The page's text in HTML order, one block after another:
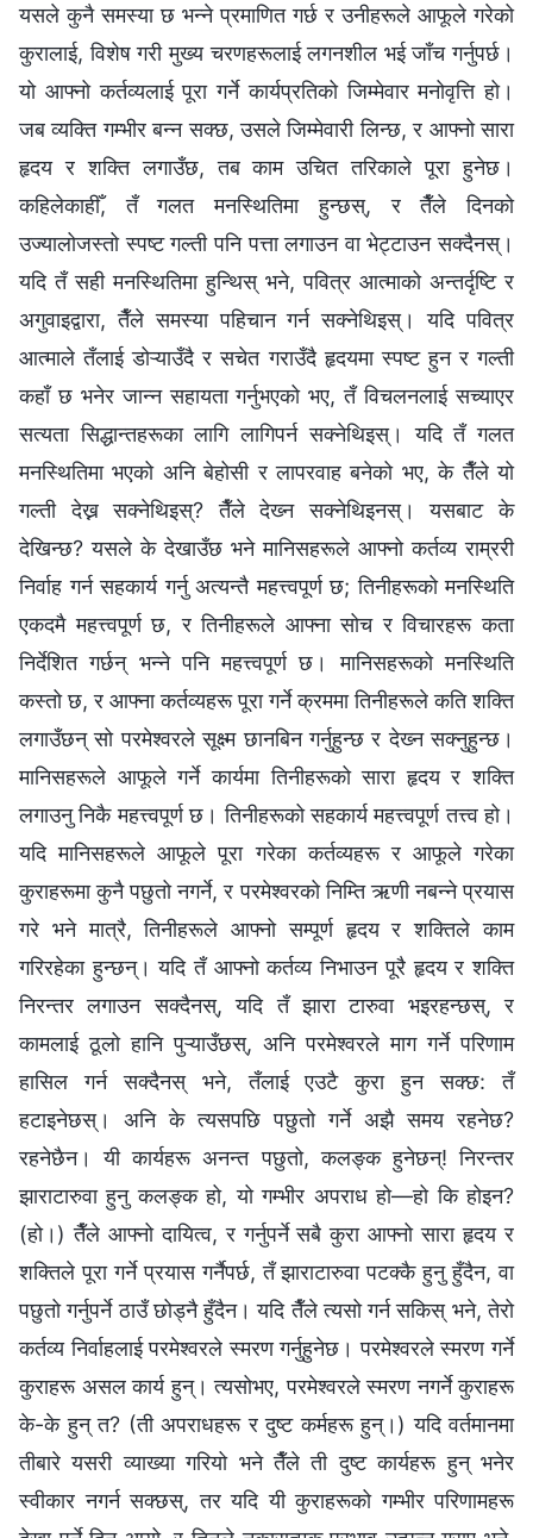
यसले कुनै समस्या छ भन्‍ने प्रमाणित गर्छ र उनीहरूले आफूले गरेको
कुरालाई, विशेष गरी मुख्य चरणहरूलाई लगनशील भई जाँच गर्नुपर्छ।
यो आफ्‍नो कर्तव्यलाई पूरा गर्ने कार्यप्रतिको जिम्‍मेवार मनोवृत्ति हो।
जब व्यक्ति गम्भीर बन्न सक्छ, उसले जिम्‍मेवारी लिन्छ, र आफ्‍नो सारा
हृदय र शक्ति लगाउँछ, तब काम उचित तरिकाले पूरा हुनेछ।
कहिलेकाहीँ, तँ गलत मनस्थितिमा हुन्छस्, र तैँले दिनको
उज्यालोजस्तो स्पष्ट गल्ती पनि पत्ता लगाउन वा भेट्टाउन सक्दैनस्।
यदि तँ सही मनस्थितिमा हुन्थिस् भने, पवित्र आत्‍माको अन्तर्दृष्टि र
अगुवाइद्वारा, तैँले समस्या पहिचान गर्न सक्‍नेथिइस्। यदि पवित्र
आत्‍माले तँलाई डोऱ्याउँदै र सचेत गराउँदै हृदयमा स्पष्ट हुन र गल्ती
कहाँ छ भनेर जान्‍न सहायता गर्नुभएको भए, तँ विचलनलाई सच्याएर
सत्यता सिद्धान्तहरूका लागि लागिपर्न सक्नेथिइस्। यदि तँ गलत
मनस्थितिमा भएको अनि बेहोसी र लापरवाह बनेको भए, के तैँले यो
गल्ती देख्न सक्‍नेथिइस्? तैँले देख्‍न सक्‍नेथिइनस्। यसबाट के
देखिन्छ? यसले के देखाउँछ भने मानिसहरूले आफ्नो कर्तव्य राम्ररी
निर्वाह गर्न सहकार्य गर्नु अत्यन्तै महत्त्वपूर्ण छ; तिनीहरूको मनस्थिति
एकदमै महत्त्वपूर्ण छ, र तिनीहरूले आफ्‍ना सोच र विचारहरू कता
निर्देशित गर्छन् भन्‍ने पनि महत्त्वपूर्ण छ। मानिसहरूको मनस्थिति
कस्तो छ, र आफ्ना कर्तव्यहरू पूरा गर्ने क्रममा तिनीहरूले कति शक्ति
लगाउँछन् सो परमेश्‍वरले सूक्ष्म छानबिन गर्नुहुन्छ र देख्‍न सक्‍नुहुन्छ।
मानिसहरूले आफूले गर्ने कार्यमा तिनीहरूको सारा हृदय र शक्ति
लगाउनु निकै महत्त्वपूर्ण छ। तिनीहरूको सहकार्य महत्त्वपूर्ण तत्त्व हो।
यदि मानिसहरूले आफूले पूरा गरेका कर्तव्यहरू र आफूले गरेका
कुराहरूमा कुनै पछुतो नगर्ने, र परमेश्‍वरको निम्ति ऋणी नबन्‍ने प्रयास
गरे भने मात्रै, तिनीहरूले आफ्‍नो सम्पूर्ण हृदय र शक्तिले काम
गरिरहेका हुन्छन्। यदि तँ आफ्नो कर्तव्य निभाउन पूरै हृदय र शक्ति
निरन्तर लगाउन सक्दैनस्, यदि तँ झारा टारुवा भइरहन्छस्, र
कामलाई ठूलो हानि पुऱ्याउँछस्, अनि परमेश्‍वरले माग गर्ने परिणाम
हासिल गर्न सक्दैनस् भने, तँलाई एउटै कुरा हुन सक्छ: तँ
हटाइनेछस्। अनि के त्यसपछि पछुतो गर्ने अझै समय रहनेछ?
रहनेछैन। यी कार्यहरू अनन्त पछुतो, कलङ्क हुनेछन्! निरन्तर
झाराटारुवा हुनु कलङ्क हो, यो गम्भीर अपराध हो—हो कि होइन?
(हो।) तैँले आफ्नो दायित्व, र गर्नुपर्ने सबै कुरा आफ्नो सारा हृदय र
शक्तिले पूरा गर्ने प्रयास गर्नैपर्छ, तँ झाराटारुवा पटक्कै हुनु हुँदैन, वा
पछुतो गर्नुपर्ने ठाउँ छोड्नै हुँदैन। यदि तैँले त्यसो गर्न सकिस् भने, तेरो
कर्तव्य निर्वाहलाई परमेश्‍वरले स्मरण गर्नुहुनेछ। परमेश्‍वरले स्मरण गर्ने
कुराहरू असल कार्य हुन्। त्यसोभए, परमेश्‍वरले स्मरण नगर्ने कुराहरू
के-के हुन् त? (ती अपराधहरू र दुष्ट कर्महरू हुन्।) यदि वर्तमानमा
तीबारे यसरी व्याख्या गरियो भने तैँले ती दुष्ट कार्यहरू हुन् भनेर
स्वीकार नगर्न सक्छस्, तर यदि यी कुराहरूको गम्‍भीर परिणामहरू